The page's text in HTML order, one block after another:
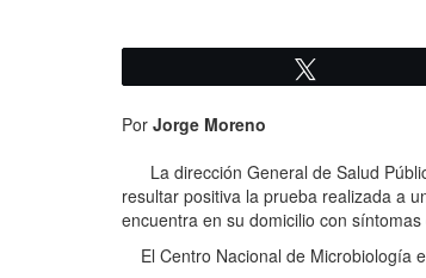
Por Jorge Moreno
La dirección General de Salud
resultar positiva la prueba realizada a
encuentra en su domicilio con
El Centro Nacional de Microbiología